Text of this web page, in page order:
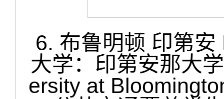
6. 布鲁明顿 印第
大学：印第安那大
ersity at